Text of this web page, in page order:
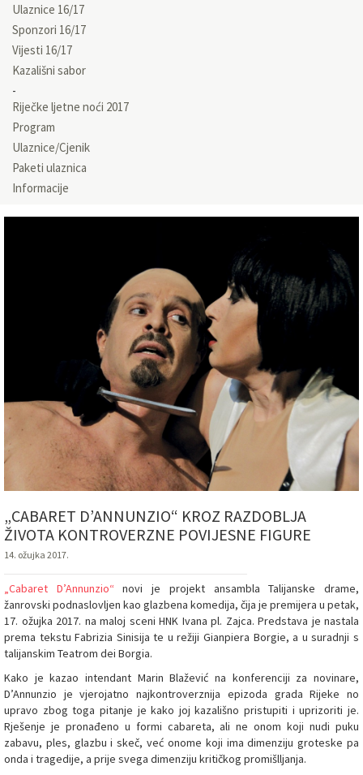
Ulaznice 16/17
Sponzori 16/17
Vijesti 16/17
Kazališni sabor
Riječke ljetne noći 2017
Program
Ulaznice/Cjenik
Paketi ulaznica
Informacije
„CABARET D’ANNUNZIO“ KROZ RAZDOBLJA
ŽIVOTA KONTROVERZNE POVIJESNE FIGURE
14. ožujka 2017.
„Cabaret D’Annunzio“ novi je projekt ansambla Talijanske drame,
žanrovski podnaslovljen kao glazbena komedija, čija je premijera u petak,
17. ožujka 2017. na maloj sceni HNK Ivana pl. Zajca. Predstava je nastala
prema tekstu Fabrizia Sinisija te u režiji Gianpiera Borgie, a u suradnji s
talijanskim Teatrom dei Borgia.
Kako je kazao intendant Marin Blažević na konferenciji za novinare,
D’Annunzio je vjerojatno najkontroverznija epizoda grada Rijeke no
upravo zbog toga pitanje je kako joj kazališno pristupiti i uprizoriti je.
Rješenje je pronađeno u formi cabareta, ali ne onom koji nudi puku
zabavu, ples, glazbu i skeč, već onome koji ima dimenziju groteske pa
onda i tragedije, a prije svega dimenziju kritičkog promišlljanja.